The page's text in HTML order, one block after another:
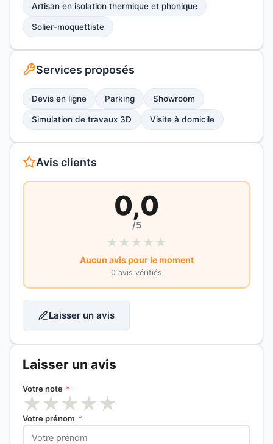
Artisan en isolation thermique et phonique
Solier-moquettiste
Services proposés
Devis en ligne Parking Showroom
Simulation de travaux 3D Visite à domicile
Avis clients
0,0
/5
★ ★ ★ ★ ★
Aucun avis pour le moment
0 avis vérifiés
Laisser un avis
Laisser un avis
Votre note *
★★★★★
Votre prénom *